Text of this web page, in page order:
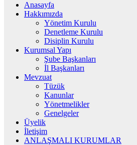
Anasayfa
Hakkımızda
Yönetim Kurulu
Denetleme Kurulu
Disiplin Kurulu
Kurumsal Yapı
Şube Başkanları
İl Başkanları
Mevzuat
Tüzük
Kanunlar
Yönetmelikler
Genelgeler
Üyelik
İletişim
ANLAŞMALI KURUMLAR